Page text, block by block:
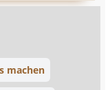
machen